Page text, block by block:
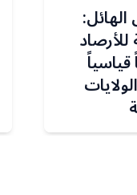
في الولايات